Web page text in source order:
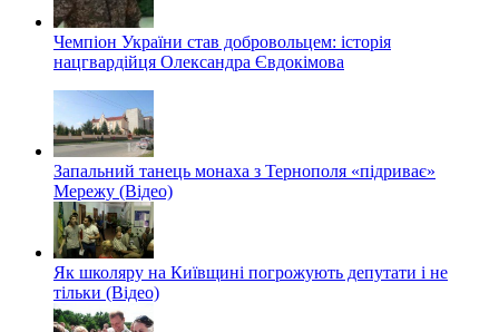
Чемпіон України став добровольцем: історія
нацгвардійця Олександра Євдокімова
Запальний танець монаха з Тернополя «підриває»
Мережу (Відео)
Як школяру на Київщині погрожують депутати і не
тільки (Відео)